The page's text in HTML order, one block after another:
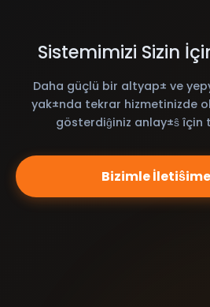
Sistemimizi Sizin
Daha güçlü bir altyap± ve
yak±nda tekrar hizmetinizde
gösterdiĝiniz anlay±ŝ îçin
Bizimle